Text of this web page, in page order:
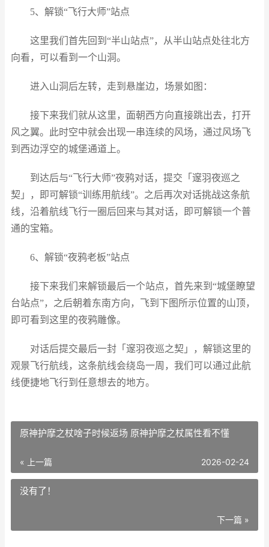
5、解锁“飞行大师”站点
这里我们首先回到“半山站点”，从半山站点处往北方
向看，可以看到一个山洞。
进入山洞后左转，走到悬崖边，场景如图：
接下来我们就从这里，面朝西方向直接跳出去，打开
风之翼。此时空中就会出现一串连续的风场，通过风场飞
到西边浮空的城堡通道上。
到达后与“飞行大师”夜鸦对话，提交「邃羽夜巡之
契」，即可解锁“训练用航线”。之后再次对话挑战这条航
线，沿着航线飞行一圈后回来与其对话，即可解锁一个普
通的宝箱。
6、解锁“夜鸦老板”站点
接下来我们来解锁最后一个站点，首先来到“城堡瞭望
台站点”，之后朝着东南方向，飞到下图所示位置的山顶，
即可看到这里的夜鸦雕像。
对话后提交最后一封「邃羽夜巡之契」，解锁这里的
观景飞行航线，这条航线会绕岛一周，我们可以通过此航
线便捷地飞行到任意想去的地方。
原神护摩之杖啥子时候返场 原神护摩之杖属性看不懂
« 上一篇 2026-02-24
没有了！
下一篇 »